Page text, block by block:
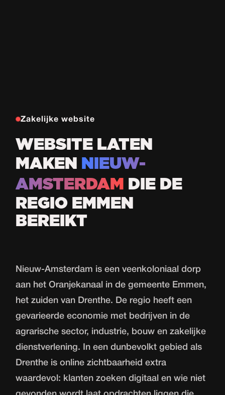
Zakelijke website
WEBSITE LATEN
MAKEN
NIEUW-
AMSTERDAM
DIE DE
REGIO EMMEN
BEREIKT
Nieuw-Amsterdam is een veenkoloniaal dorp
aan het Oranjekanaal in de gemeente Emmen,
het zuiden van Drenthe. De regio heeft een
gevarieerde economie met bedrijven in de
agrarische sector, industrie, bouw en zakelijke
dienstverlening. In een dunbevolkt gebied als
Drenthe is online zichtbaarheid extra
waardevol: klanten zoeken digitaal en wie niet